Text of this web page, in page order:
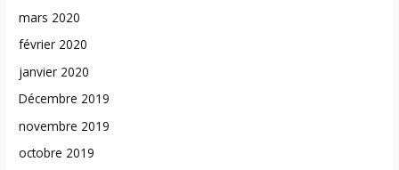
mars 2020
février 2020
janvier 2020
Décembre 2019
novembre 2019
octobre 2019